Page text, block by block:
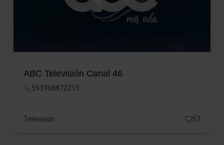
ABC Televisión Canal 46
593968872215
Television 57